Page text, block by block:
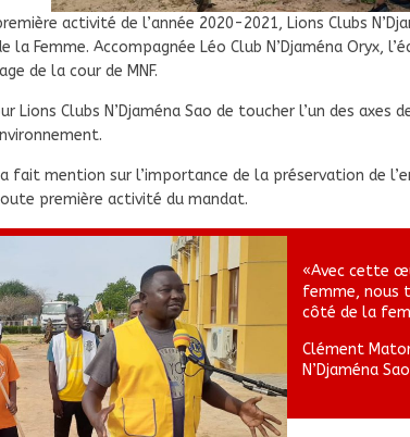
activité de l’année 2020-2021, Lions Clubs
la Femme. Accompagnée Léo Club N’Djaména Oryx,
de la cour de MNF.
Lions Clubs N’Djaména Sao de toucher l’un des
fait mention sur l’importance de la préservation de
première activité du mandat.
«Avec cette
femme, nous
côté de la
Clément
N’Djaména Sao